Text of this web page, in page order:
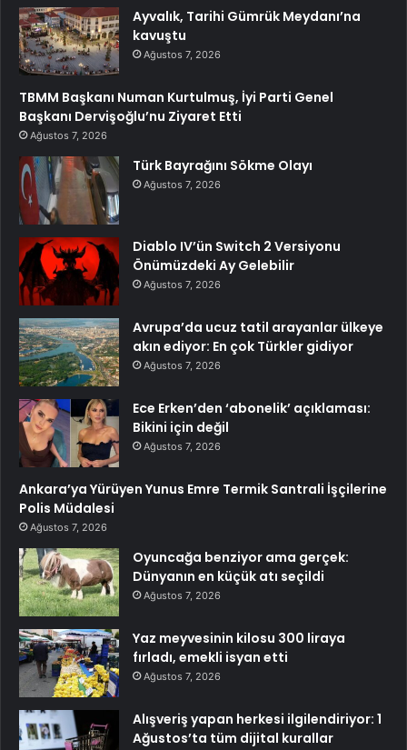
Ayvalık, Tarihi Gümrük Meydanı’na
kavuştu
Ağustos 7, 2026
TBMM Başkanı Numan Kurtulmuş, İyi Parti Genel
Başkanı Dervişoğlu’nu Ziyaret Etti
Ağustos 7, 2026
Türk Bayrağını Sökme Olayı
Ağustos 7, 2026
Diablo IV’ün Switch 2 Versiyonu
Önümüzdeki Ay Gelebilir
Ağustos 7, 2026
Avrupa’da ucuz tatil arayanlar ülkeye
akın ediyor: En çok Türkler gidiyor
Ağustos 7, 2026
Ece Erken’den ‘abonelik’ açıklaması:
Bikini için değil
Ağustos 7, 2026
Ankara’ya Yürüyen Yunus Emre Termik Santrali İşçilerine
Polis Müdalesi
Ağustos 7, 2026
Oyuncağa benziyor ama gerçek:
Dünyanın en küçük atı seçildi
Ağustos 7, 2026
Yaz meyvesinin kilosu 300 liraya
fırladı, emekli isyan etti
Ağustos 7, 2026
Alışveriş yapan herkesi ilgilendiriyor: 1
Ağustos’ta tüm dijital kurallar